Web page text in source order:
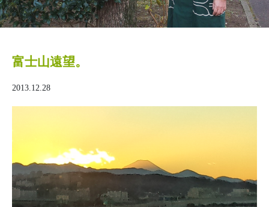
富士山遠望。
2013.12.28